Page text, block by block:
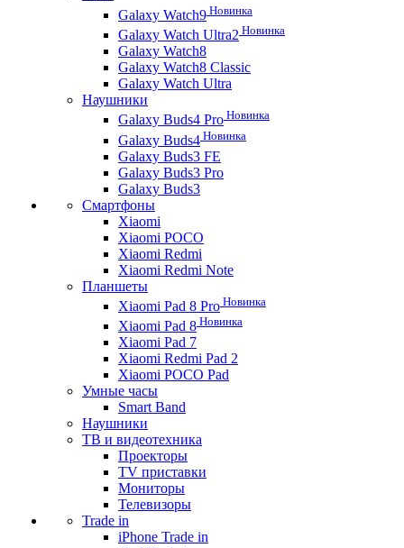
Galaxy Watch9 Новинка
Galaxy Watch Ultra2 Новинка
Galaxy Watch8
Galaxy Watch8 Classic
Galaxy Watch Ultra
Наушники
Galaxy Buds4 Pro Новинка
Galaxy Buds4 Новинка
Galaxy Buds3 FE
Galaxy Buds3 Pro
Galaxy Buds3
Смартфоны
Xiaomi
Xiaomi POCO
Xiaomi Redmi
Xiaomi Redmi Note
Планшеты
Xiaomi Pad 8 Pro Новинка
Xiaomi Pad 8 Новинка
Xiaomi Pad 7
Xiaomi Redmi Pad 2
Xiaomi POCO Pad
Умные часы
Smart Band
Наушники
ТВ и видеотехника
Проекторы
TV приставки
Мониторы
Телевизоры
Trade in
iPhone Trade in